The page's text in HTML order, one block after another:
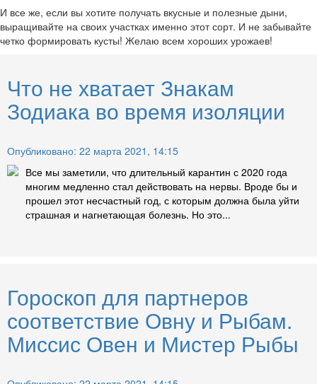
И все же, если вы хотите получать вкусные и полезные дыни,
выращивайте на своих участках именно этот сорт. И не забывайте
четко формировать кусты! Желаю всем хороших урожаев!
Что не хватает Знакам
Зодиака во время изоляции
Опубликовано: 22 марта 2021, 14:15
Все мы заметили, что длительный карантин с 2020 года
многим медленно стал действовать на нервы. Вроде бы и
прошел этот несчастный год, с которым должна была уйти
страшная и нагнетающая болезнь. Но это...
Гороскоп для партнеров
соответствие Овну и Рыбам.
Миссис Овен и Мистер Рыбы